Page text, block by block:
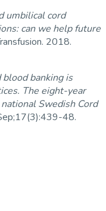
umbilical cord
can we help future
2018.
banking is
The eight-year
Swedish Cord
48.